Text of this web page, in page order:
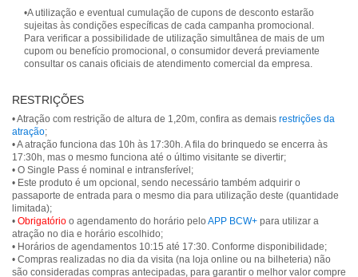
•A utilização e eventual cumulação de cupons de desconto estarão
sujeitas às condições específicas de cada campanha promocional.
Para verificar a possibilidade de utilização simultânea de mais de um
cupom ou benefício promocional, o consumidor deverá previamente
consultar os canais oficiais de atendimento comercial da empresa.
RESTRIÇÕES
• Atração com restrição de altura de 1,20m, confira as demais restrições da
atração;
• A atração funciona das 10h às 17:30h. A fila do brinquedo se encerra às
17:30h, mas o mesmo funciona até o último visitante se divertir;
• O Single Pass é nominal e intransferível;
• Este produto é um opcional, sendo necessário também adquirir o
passaporte de entrada para o mesmo dia para utilização deste (quantidade
limitada);
• Obrigatório o agendamento do horário pelo APP BCW+ para utilizar a
atração no dia e horário escolhido;
• Horários de agendamentos 10:15 até 17:30. Conforme disponibilidade;
• Compras realizadas no dia da visita (na loja online ou na bilheteria) não
são consideradas compras antecipadas, para garantir o melhor valor compre